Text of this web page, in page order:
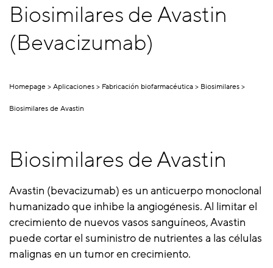
Biosimilares de Avastin
(Bevacizumab)
Homepage Aplicaciones Fabricación biofarmacéutica Biosimilares
Biosimilares de Avastin
Biosimilares de Avastin
Avastin (bevacizumab) es un anticuerpo monoclonal
humanizado que inhibe la angiogénesis. Al limitar el
crecimiento de nuevos vasos sanguíneos, Avastin
puede cortar el suministro de nutrientes a las células
malignas en un tumor en crecimiento.